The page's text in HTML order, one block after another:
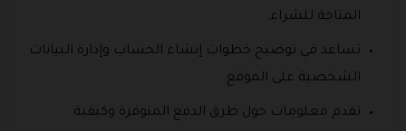
المتاحة للشراء.
تساعد في توضيح خطوات إنشاء الحساب وإدارة البيانات
الشخصية على الموقع.
تقدم معلومات حول طرق الدفع المتوفرة وكيفية